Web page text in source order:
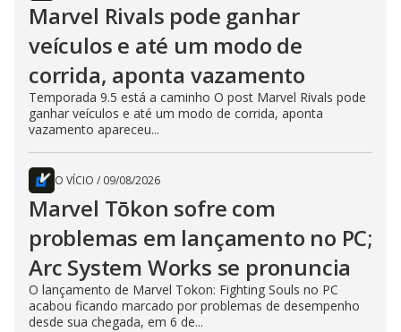
Marvel Rivals pode ganhar
veículos e até um modo de
corrida, aponta vazamento
Temporada 9.5 está a caminho O post Marvel Rivals pode
ganhar veículos e até um modo de corrida, aponta
vazamento apareceu...
O VÍCIO / 09/08/2026
Marvel Tōkon sofre com
problemas em lançamento no PC;
Arc System Works se pronuncia
O lançamento de Marvel Tokon: Fighting Souls no PC
acabou ficando marcado por problemas de desempenho
desde sua chegada, em 6 de...